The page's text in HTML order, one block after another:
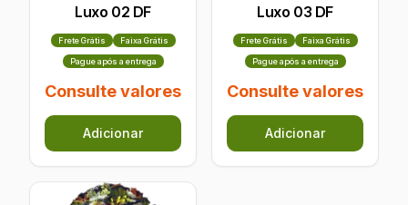
Luxo 02 DF
Frete Grátis Faixa Grátis
Pague após a entrega
Consulte valores
Adicionar
Luxo 03 DF
Frete Grátis Faixa Grátis
Pague após a entrega
Consulte valores
Adicionar